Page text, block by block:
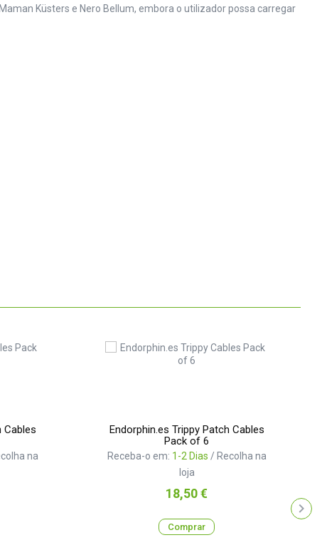
Küsters e Nero Bellum, embora o utilizador possa carregar
Cables
na
Endorphin.es Trippy Patch Cables
Pack of 6
Receba-o em: 1-2 Dias / Recolha na
loja
Preço
18,50 €
Comprar